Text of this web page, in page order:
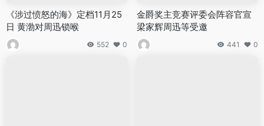
《涉过愤怒的海》定档11月25
日 黄渤对周迅锁喉
552 0
金爵奖主竞赛评委会阵容官宣
梁家辉周迅等受邀
441 0